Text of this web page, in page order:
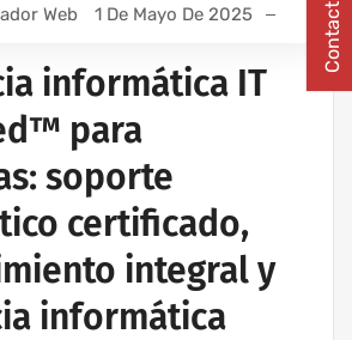
Web 1 De Mayo De 2025
informática IT
para
soporte
certificado,
integral y
informática
Contact